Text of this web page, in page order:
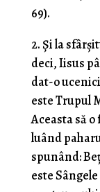
69).
2. Şi la
deci, Iisus
dat-o
este Trupul
Aceasta să
luând
spunând:
este